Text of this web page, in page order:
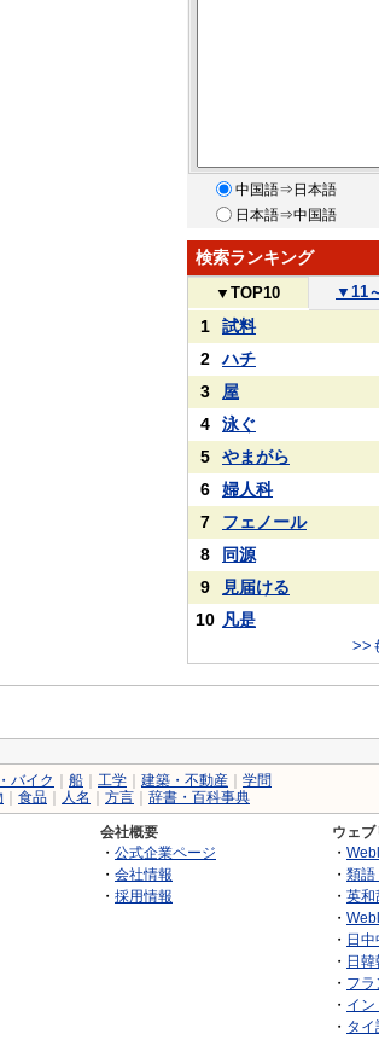
中国語⇒日本語
日本語⇒中国語
検索ランキング
▼ TOP10 ▼ 11
1
試料
2
ハチ
3
屋
4
泳ぐ
5
やまがら
6
婦人科
7
フェノール
8
同源
9
見届ける
10 凡是
>>
バイク 船 工学 建築・不動産
学問
食品 人名 方言 辞書・百科事典
会社概要
・ 公式企業ページ
・ 会社情報
・ 採用情報
ウェブ
・
・ 類語
・ 英和
・
・ 日
・ 日
・ フラ
・ イン
・ タイ